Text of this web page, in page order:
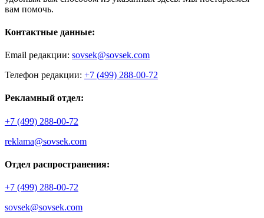
вам помочь.
Контактные данные:
Email редакции: sovsek@sovsek.com
Телефон редакции: +7 (499) 288-00-72
Рекламный отдел:
+7 (499) 288-00-72
reklama@sovsek.com
Отдел распространения:
+7 (499) 288-00-72
sovsek@sovsek.com